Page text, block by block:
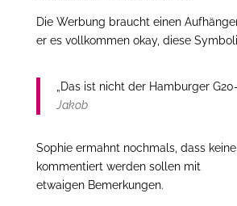
Die Werbung braucht einen
er es vollkommen okay, diese
„Das ist nicht der Hamburger
Jakob
Sophie ermahnt nochmals, dass
kommentiert werden sollen mit
etwaigen Bemerkungen.